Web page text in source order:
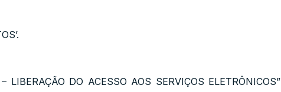
DO ACESSO AOS SERVIÇOS ELETRÔNICOS”